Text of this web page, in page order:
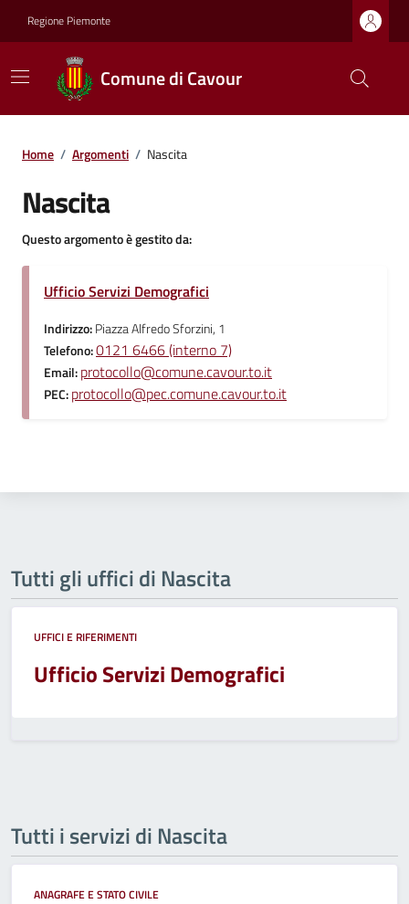
Regione Piemonte
Comune di Cavour
Home / Argomenti / Nascita
Nascita
Questo argomento è gestito da:
Ufficio Servizi Demografici
Indirizzo:Piazza Alfredo Sforzini, 1
Telefono:0121 6466 (interno 7)
Email:protocollo@comune.cavour.to.it
PEC:protocollo@pec.comune.cavour.to.it
Tutti gli uffici di Nascita
UFFICI E RIFERIMENTI
Ufficio Servizi Demografici
Tutti i servizi di Nascita
ANAGRAFE E STATO CIVILE